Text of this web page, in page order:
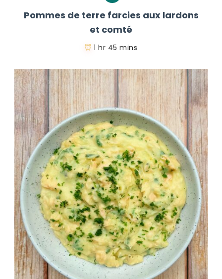
Pommes de terre farcies aux lardons
et comté
1 hr 45 mins